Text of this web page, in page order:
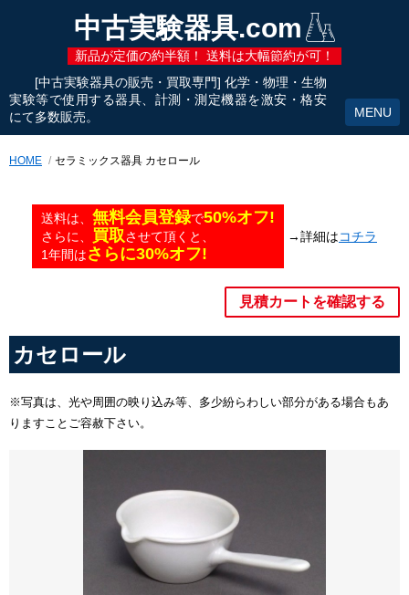
中古実験器具.com
新品が定価の約半額！ 送料は大幅節約が可！
[中古実験器具の販売・買取専門] 化学・物理・生物
実験等で使用する器具、計測・測定機器を激安・格安
にて多数販売。
HOME セラミックス器具 カセロール
送料は、 無料会員登録で50%オフ!
さらに、 買取させて頂くと、
1年間はさらに30%オフ!
→詳細はコチラ
見積カートを確認する
カセロール
※写真は、光や周囲の映り込み等、多少紛らわしい部分がある場合もあ
りますことご容赦下さい。